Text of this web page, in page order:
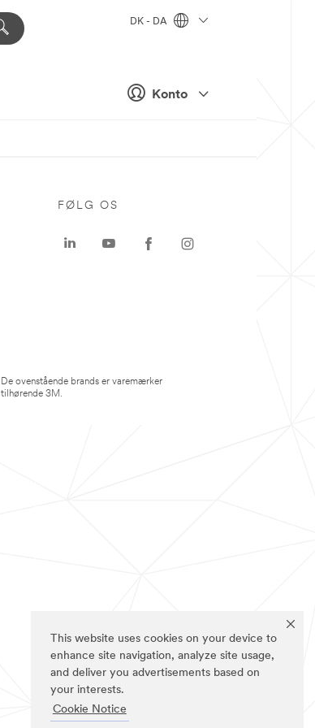
This website uses cookies on your device to
enhance site navigation, analyze site usage,
and deliver you advertisements based on
your interests.
Cookie Notice
Konto
DK - DA
FØLG OS
De ovenstående brands er varemærker
tilhørende 3M.